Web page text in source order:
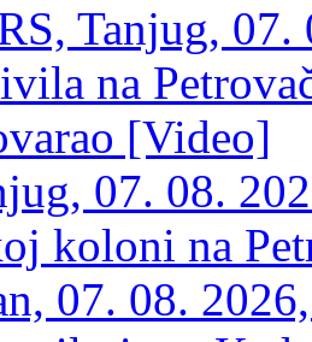
Tanjug,
na
[Video]
07. 08.
koloni na
07. 08.